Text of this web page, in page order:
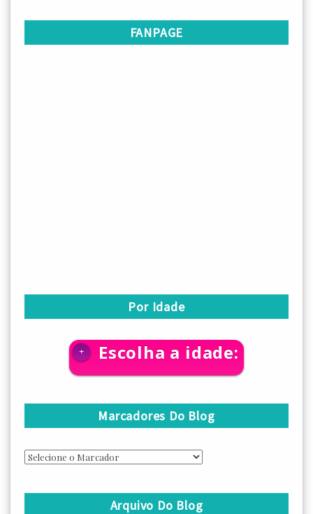
FANPAGE
Por Idade
+ Escolha a idade:
Marcadores Do Blog
Arquivo Do Blog